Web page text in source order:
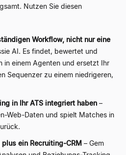
Nutzen Sie diesen
Workflow, nicht nur eine
AI. Es findet, bewertet und
in einem Agenten und ersetzt Ihr
Sequenzer zu einem niedrigeren,
in Ihr ATS integriert haben –
Web-Daten und spielt Matches in
ein Recruiting-CRM – Gem